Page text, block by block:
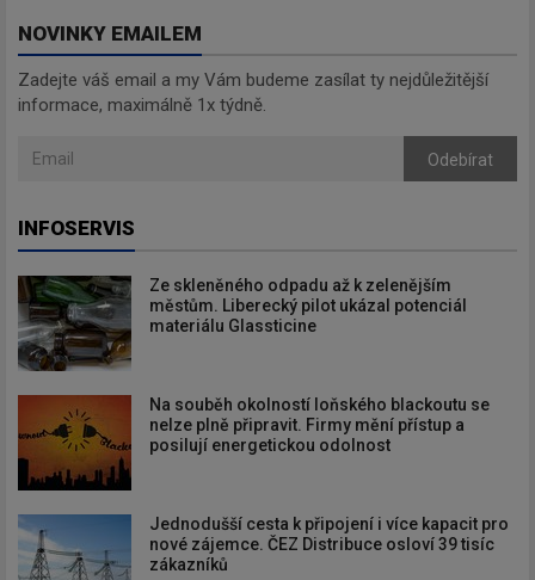
NOVINKY EMAILEM
Zadejte váš email a my Vám budeme zasílat ty nejdůležitější
informace, maximálně 1x týdně.
Odebírat
INFOSERVIS
Ze skleněného odpadu až k zelenějším
městům. Liberecký pilot ukázal potenciál
materiálu Glassticine
Na souběh okolností loňského blackoutu se
nelze plně připravit. Firmy mění přístup a
posilují energetickou odolnost
Jednodušší cesta k připojení i více kapacit pro
nové zájemce. ČEZ Distribuce osloví 39 tisíc
zákazníků